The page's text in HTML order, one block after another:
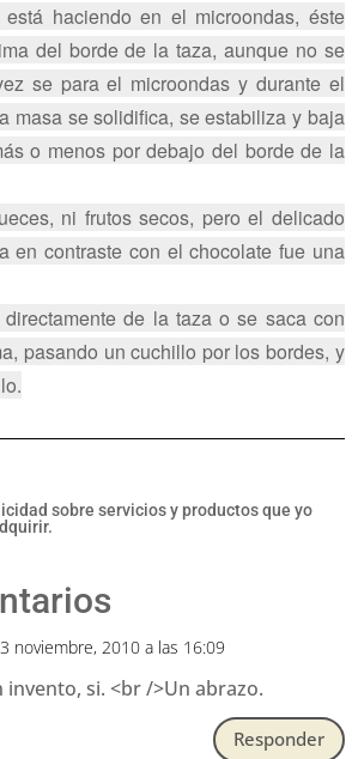
haciendo en el microondas, éste
del borde de la taza, aunque no se
se para el microondas y durante el
masa se solidifica, se estabiliza y baja
o menos por debajo del borde de la
ni frutos secos, pero el delicado
en contraste con el chocolate fue una
de la taza o se saca con
pasando un cuchillo por los bordes, y
sobre servicios y productos que yo
noviembre, 2010 a las 16:09
invento, si. <br />Un abrazo.
Responder